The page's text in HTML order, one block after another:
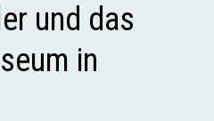
und das
in